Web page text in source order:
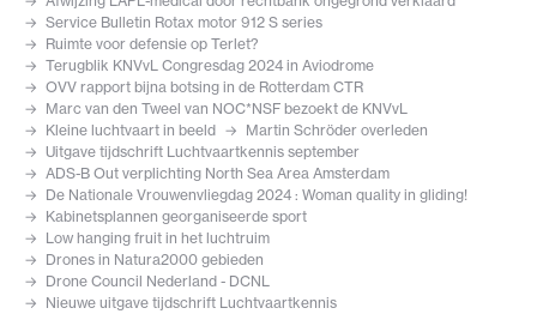
Service Bulletin Rotax motor 912 S series
Ruimte voor defensie op Terlet?
Terugblik KNVvL Congresdag 2024 in Aviodrome
OVV rapport bijna botsing in de Rotterdam CTR
Marc van den Tweel van NOC*NSF bezoekt de KNVvL
Kleine luchtvaart in beeld
Martin Schröder overleden
Uitgave tijdschrift Luchtvaartkennis september
ADS-B Out verplichting North Sea Area Amsterdam
De Nationale Vrouwenvliegdag 2024 : Woman quality in gliding!
Kabinetsplannen georganiseerde sport
Low hanging fruit in het luchtruim
Drones in Natura2000 gebieden
Drone Council Nederland - DCNL
Nieuwe uitgave tijdschrift Luchtvaartkennis